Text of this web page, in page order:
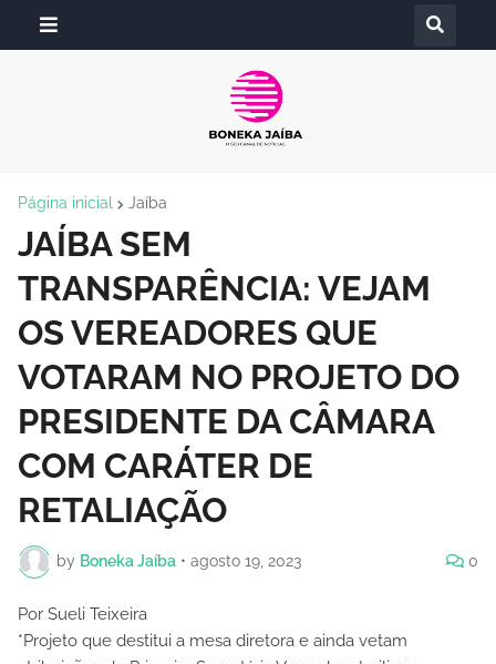
Página inicial Jaíba
JAÍBA SEM
TRANSPARÊNCIA: VEJAM
OS VEREADORES QUE
VOTARAM NO PROJETO DO
PRESIDENTE DA CÂMARA
COM CARÁTER DE
RETALIAÇÃO
by Boneka Jaíba • agosto 19, 2023 0
Por Sueli Teixeira
*Projeto que destitui a mesa diretora e ainda vetam